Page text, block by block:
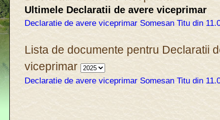
Ultimele Declaratii de avere viceprimar
Declaratie de avere viceprimar Somesan Titu din
Lista de documente pentru Declaratii
viceprimar
Declaratie de avere viceprimar Somesan Titu din